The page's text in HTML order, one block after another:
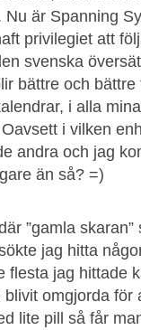
är Spanning
privilegiet att
svenska
bättre och
i alla
i vilken
andra och jag
än så? =)
”gamla
jag hitta
flesta jag hittade
omgjorda
lite pill så får